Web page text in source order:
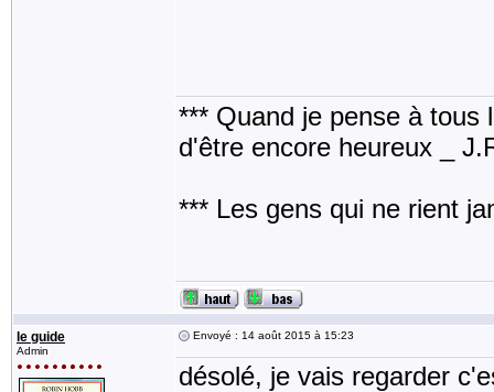
*** Quand je pense à tous
d'être encore heureux _
*** Les gens qui ne rient
le guide
Admin
Envoyé : 14 août 2015 à 15:23
désolé, je vais regarder